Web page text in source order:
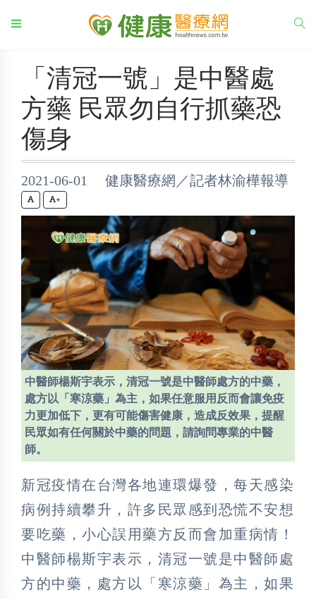
「清冠一號」是中醫處
方藥 民眾勿自行抓藥恐
傷身
2021-06-01 健康醫療網／記者林渝樺報導
+
中醫師楊斯宇表示，清冠一號是中醫師處方的中藥，
處方以「寒涼藥」為主，如果任意服用反而會讓免疫
力更加低下，更有可能傷害健康，造成反效果，提醒
民眾如有任何關於中藥的問題，請詢問專業的中醫
師。
新冠疫情在台灣各地連環爆發，每天感染
病例持續攀升，許多民眾感到恐慌不安想
要吃藥，小心誤用藥方反而會加重病情！
中醫師楊斯宇表示，清冠一號是中醫師處
方的中藥，處方以「寒涼藥」為主，如果